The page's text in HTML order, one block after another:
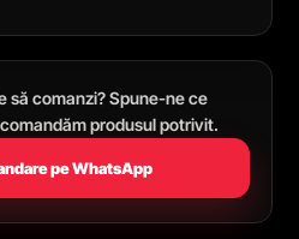
să comanzi? Spune-ne ce
produsul potrivit.
pe WhatsApp